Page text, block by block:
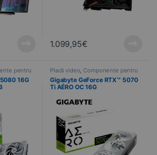
1.099,95€
pentru
16G
Placă video, Componente pentru
PC Informatică
Gigabyte GeForce RTX™ 5070
Ti AÉRO OC 16G